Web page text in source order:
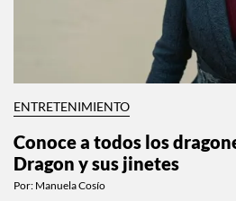
ENTRETENIMIENTO
Conoce a todos los
Dragon y sus jinetes
Por: Manuela Cosío